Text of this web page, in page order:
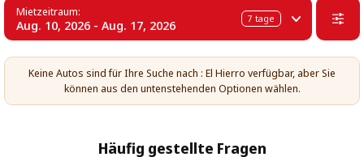
Mietzeitraum:
Aug. 10, 2026 - Aug. 17, 2026 7 tage
Keine Autos sind für Ihre Suche nach : El Hierro verfügbar, aber Sie
können aus den untenstehenden Optionen wählen.
Häufig gestellte Fragen